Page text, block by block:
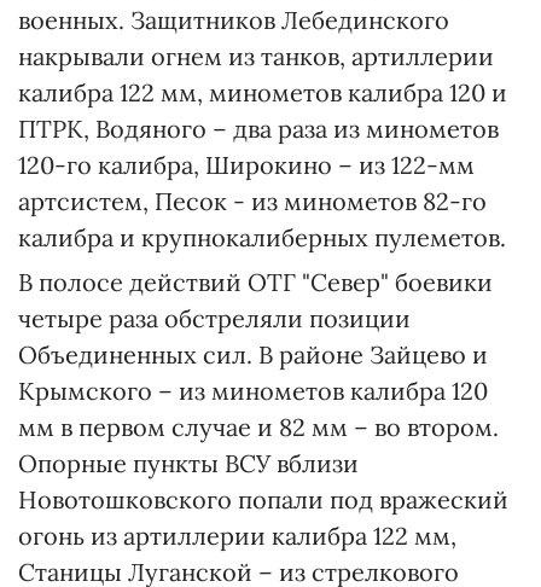
военных. Защитников Лебединского
накрывали огнем из танков, артиллерии
калибра 122 мм, минометов калибра 120 и
ПТРК, Водяного – два раза из минометов
120-го калибра, Широкино – из 122-мм
артсистем, Песок - из минометов 82-го
калибра и крупнокалиберных пулеметов.
В полосе действий ОТГ "Север" боевики
четыре раза обстреляли позиции
Объединенных сил. В районе Зайцево и
Крымского – из минометов калибра 120
мм в первом случае и 82 мм – во втором.
Опорные пункты ВСУ вблизи
Новотошковского попали под вражеский
огонь из артиллерии калибра 122 мм,
Станицы Луганской – из стрелкового